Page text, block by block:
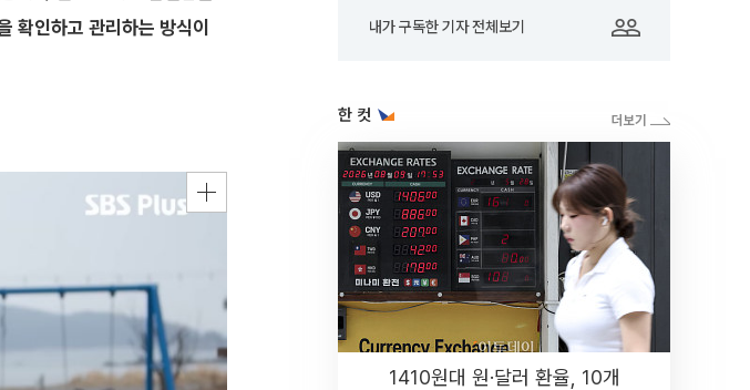
확인하고 관리하는 방식이
내가 구독한 기자 전체보기
한 컷
1410원대 원·달러 환율, 10개